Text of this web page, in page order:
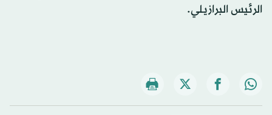
الرئيس البرازيلي.